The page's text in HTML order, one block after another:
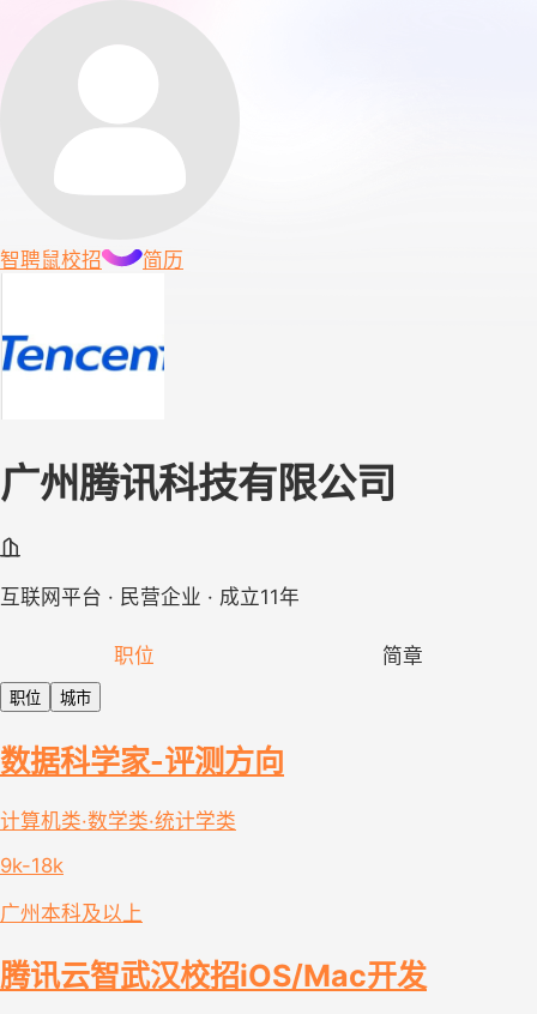
智聘鼠校招 简历
广州腾讯科技有限公司
互联网平台 · 民营企业 · 成立11年
职位 简章
职位 城市
数据科学家-评测方向
计算机类·数学类·统计学类
9k-18k
广州 本科及以上
腾讯云智武汉校招iOS/Mac开发